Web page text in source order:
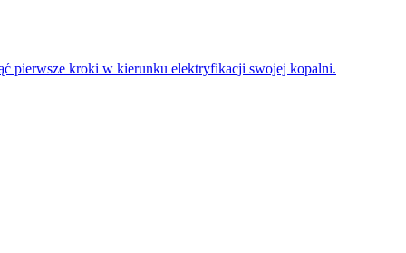
pierwsze kroki w kierunku elektryfikacji swojej kopalni.